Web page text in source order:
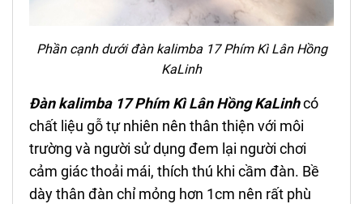
Phần cạnh dưới đàn kalimba 17 Phím Kì Lân Hồng
KaLinh
Đàn kalimba 17 PhímKì Lân HồngKaLinhcó
chất liệu gỗ tự nhiên nên thân thiện với môi
trường và người sử dụng đem lại người chơi
cảm giác thoải mái, thích thú khi cầm đàn. Bề
dày thân đàn chỉ mỏng hơn 1cm nên rất phù